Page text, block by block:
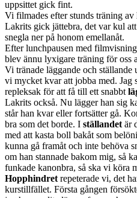
uppsittet gick fint.
Vi filmades efter stunds träning av
Lakrits gick jättebra, det var kul
snegla ner på honom emellanåt.
Efter lunchpausen med
blev ännu lyxigare träning för oss
Vi tränade läggande och ställande
vi mycket kvar att jobba med. Jag
repleksak för att få till ett snabbt
Lakrits också. Nu lägger han sig
står han kvar eller fortsätter gå.
bra som det borde. I ställandetär
med att kasta boll bakåt som
kunna gå framåt och inte behöva
om han stannade bakom mig, så
funkade kanonbra, så ska vi köra
Hopphindretrepeterade vi, det
kurstillfället. Första gången